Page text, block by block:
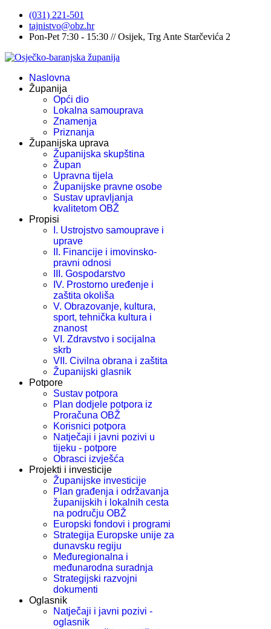
(031) 221-501
tajnistvo@obz.hr
Pon-Pet 7:30 - 15:30 // Osijek, Trg Ante Starčevića 2
Naslovna
Županija
Opći dio
Lokalna samouprava
Znamenja
Priznanja
Županijska uprava
Županijska skupština
Župan
Upravna tijela
Županijske pravne osobe
Sustav upravljanja
kvalitetom OBŽ
Propisi
I. Ustrojstvo samouprave i
uprave
II. Financije i imovinsko-
pravni odnosi
III. Gospodarstvo
IV. Prostorno uređenje i
zaštita okoliša
V. Obrazovanje, kultura,
sport, tehnička kultura i
znanost
VI. Zdravstvo i socijalna
skrb
VII. Civilna obrana i zaštita
Županijski glasnik
Potpore
Sustav potpora
Plan dodjele potpora iz
Proračuna OBŽ
Korisnici potpora
Natječaji i javni pozivi u
tijeku - potpore
Obrasci izvješća
Projekti i investicije
Županijske investicije
Plan građenja i održavanja
županijskih i lokalnih cesta
na području OBŽ
Europski fondovi i programi
Strategija Europske unije za
dunavsku regiju
Međuregionalna i
međunarodna suradnja
Strategijski razvojni
dokumenti
Oglasnik
Natječaji i javni pozivi -
oglasnik